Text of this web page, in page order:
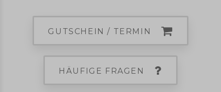
GUTSCHEIN / TERMIN
HÄUFIGE FRAGEN